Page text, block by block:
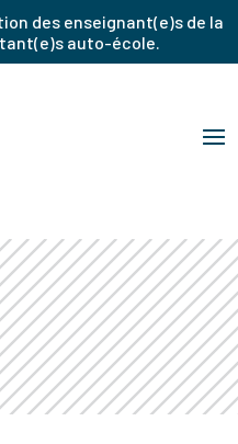
des enseignant(e)s de la
auto-école.